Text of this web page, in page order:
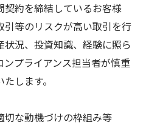
約を締結しているお客様
引等のリスクが高い取引を行
状況、投資知識、経験に照ら
ンプライアンス担当者が慎重
します。
切な動機づけの枠組み等